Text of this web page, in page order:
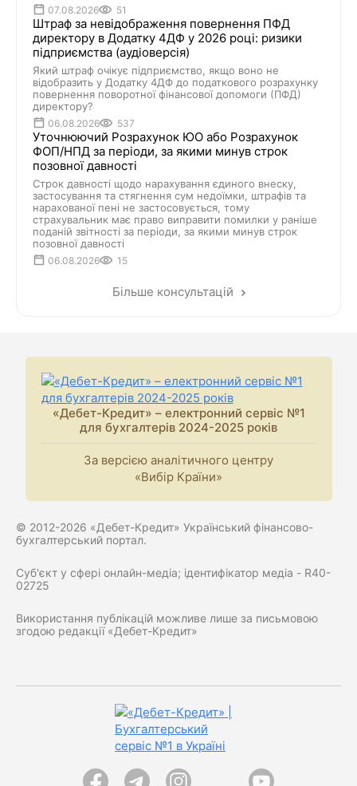
07.08.2026 51
Штраф за невідображення повернення ПФД
директору в Додатку 4ДФ у 2026 році: ризики
підприємства (аудіоверсія)
Який штраф очікує підприємство, якщо воно не
відобразить у Додатку 4ДФ до податкового розрахунку
повернення поворотної фінансової допомоги (ПФД)
директору?
06.08.2026 537
Уточнюючий Розрахунок ЮО або Розрахунок
ФОП/НПД за періоди, за якими минув строк
позовної давності
Строк давності щодо нарахування єдиного внеску,
застосування та стягнення сум недоїмки, штрафів та
нарахованої пені не застосовується, тому
страхувальник має право виправити помилки у раніше
поданій звітності за періоди, за якими минув строк
позовної давності
06.08.2026 15
Більше консультацій
«Дебет-Кредит» – електронний сервіс №1
для бухгалтерів 2024-2025 років
За версією аналітичного центру
«Вибір Країни»
© 2012-2026 «Дебет-Кредит» Український фінансово-
бухгалтерський портал.
Суб'єкт у сфері онлайн-медіа; ідентифікатор медіа - R40-
02725
Використання публікацій можливе лише за письмовою
згодою редакції «Дебет-Кредит»